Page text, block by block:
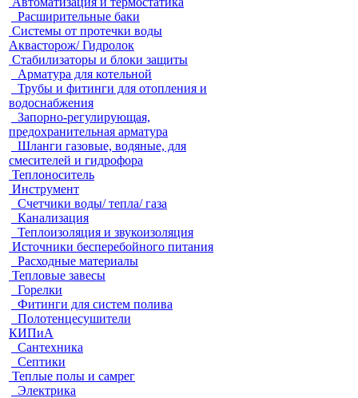
Расширительные баки
Системы от протечки воды
Аквасторож/ Гидролок
Стабилизаторы и блоки защиты
Арматура для котельной
Трубы и фитинги для отопления и
водоснабжения
Запорно-регулирующая,
предохранительная арматура
Шланги газовые, водяные, для
смесителей и гидрофора
Теплоноситель
Инструмент
Счетчики воды/ тепла/ газа
Канализация
Теплоизоляция и звукоизоляция
Источники бесперебойного питания
Расходные материалы
Тепловые завесы
Горелки
Фитинги для систем полива
Полотенцесушители
КИПиА
Сантехника
Септики
Теплые полы и самрег
Электрика